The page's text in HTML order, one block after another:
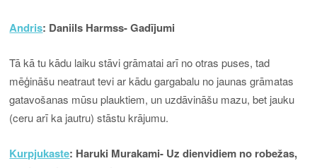
Andris: Daniils Harmss- Gadījumi
Tā kā tu kādu laiku stāvi grāmatai arī no otras puses, tad
mēģināšu neatraut tevi ar kādu gargabalu no jaunas grāmatas
gatavošanas mūsu plauktiem, un uzdāvināšu mazu, bet jauku
(ceru arī ka jautru) stāstu krājumu.
Kurpjukaste: Haruki Murakami- Uz dienvidiem no robežas,